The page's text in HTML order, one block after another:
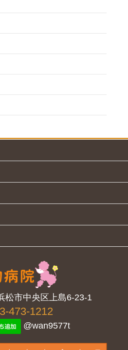
松市中央区上島6-23-1
473-1212
@wan9577t